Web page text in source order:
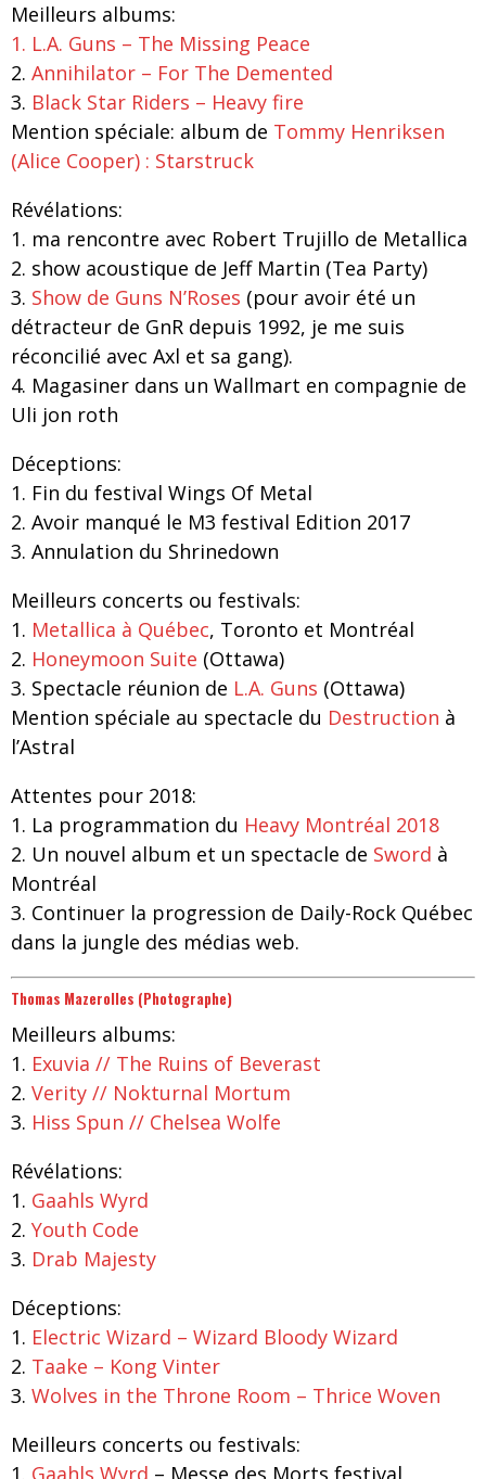
Meilleurs albums:
1. L.A. Guns – The Missing Peace
2. Annihilator – For The Demented
3. Black Star Riders – Heavy fire
Mention spéciale: album de Tommy Henriksen
(Alice Cooper) : Starstruck
Révélations:
1. ma rencontre avec Robert Trujillo de Metallica
2. show acoustique de Jeff Martin (Tea Party)
3. Show de Guns N’Roses (pour avoir été un
détracteur de GnR depuis 1992, je me suis
réconcilié avec Axl et sa gang).
4. Magasiner dans un Wallmart en compagnie de
Uli jon roth
Déceptions:
1. Fin du festival Wings Of Metal
2. Avoir manqué le M3 festival Edition 2017
3. Annulation du Shrinedown
Meilleurs concerts ou festivals:
1. Metallica à Québec, Toronto et Montréal
2. Honeymoon Suite (Ottawa)
3. Spectacle réunion de L.A. Guns (Ottawa)
Mention spéciale au spectacle du Destruction à
l’Astral
Attentes pour 2018:
1. La programmation du Heavy Montréal 2018
2. Un nouvel album et un spectacle de Sword à
Montréal
3. Continuer la progression de Daily-Rock Québec
dans la jungle des médias web.
Thomas Mazerolles (Photographe)
Meilleurs albums:
1. Exuvia // The Ruins of Beverast
2. Verity // Nokturnal Mortum
3. Hiss Spun // Chelsea Wolfe
Révélations:
1. Gaahls Wyrd
2. Youth Code
3. Drab Majesty
Déceptions:
1. Electric Wizard – Wizard Bloody Wizard
2. Taake – Kong Vinter
3. Wolves in the Throne Room – Thrice Woven
Meilleurs concerts ou festivals:
1. Gaahls Wyrd – Messe des Morts festival